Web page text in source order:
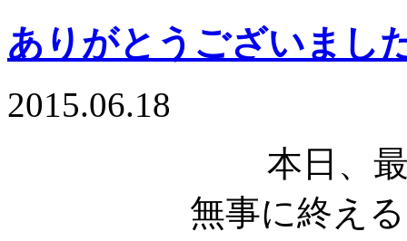
ありがとうございまし
2015.06.18
本日、
無事に終え